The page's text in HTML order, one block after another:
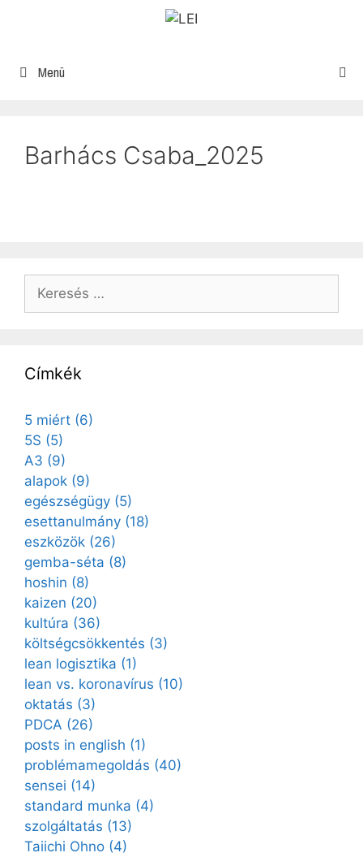
Menü
Barhács Csaba_2025
Címkék
5 miért (6)
5S (5)
A3 (9)
alapok (9)
egészségügy (5)
esettanulmány (18)
eszközök (26)
gemba-séta (8)
hoshin (8)
kaizen (20)
kultúra (36)
költségcsökkentés (3)
lean logisztika (1)
lean vs. koronavírus (10)
oktatás (3)
PDCA (26)
posts in english (1)
problémamegoldás (40)
sensei (14)
standard munka (4)
szolgáltatás (13)
Taiichi Ohno (4)